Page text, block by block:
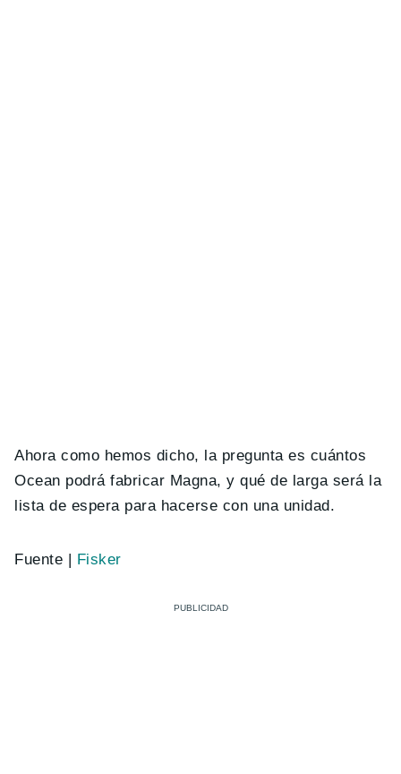
Ahora como hemos dicho, la pregunta es cuántos
Ocean podrá fabricar Magna, y qué de larga será la
lista de espera para hacerse con una unidad.
Fuente | Fisker